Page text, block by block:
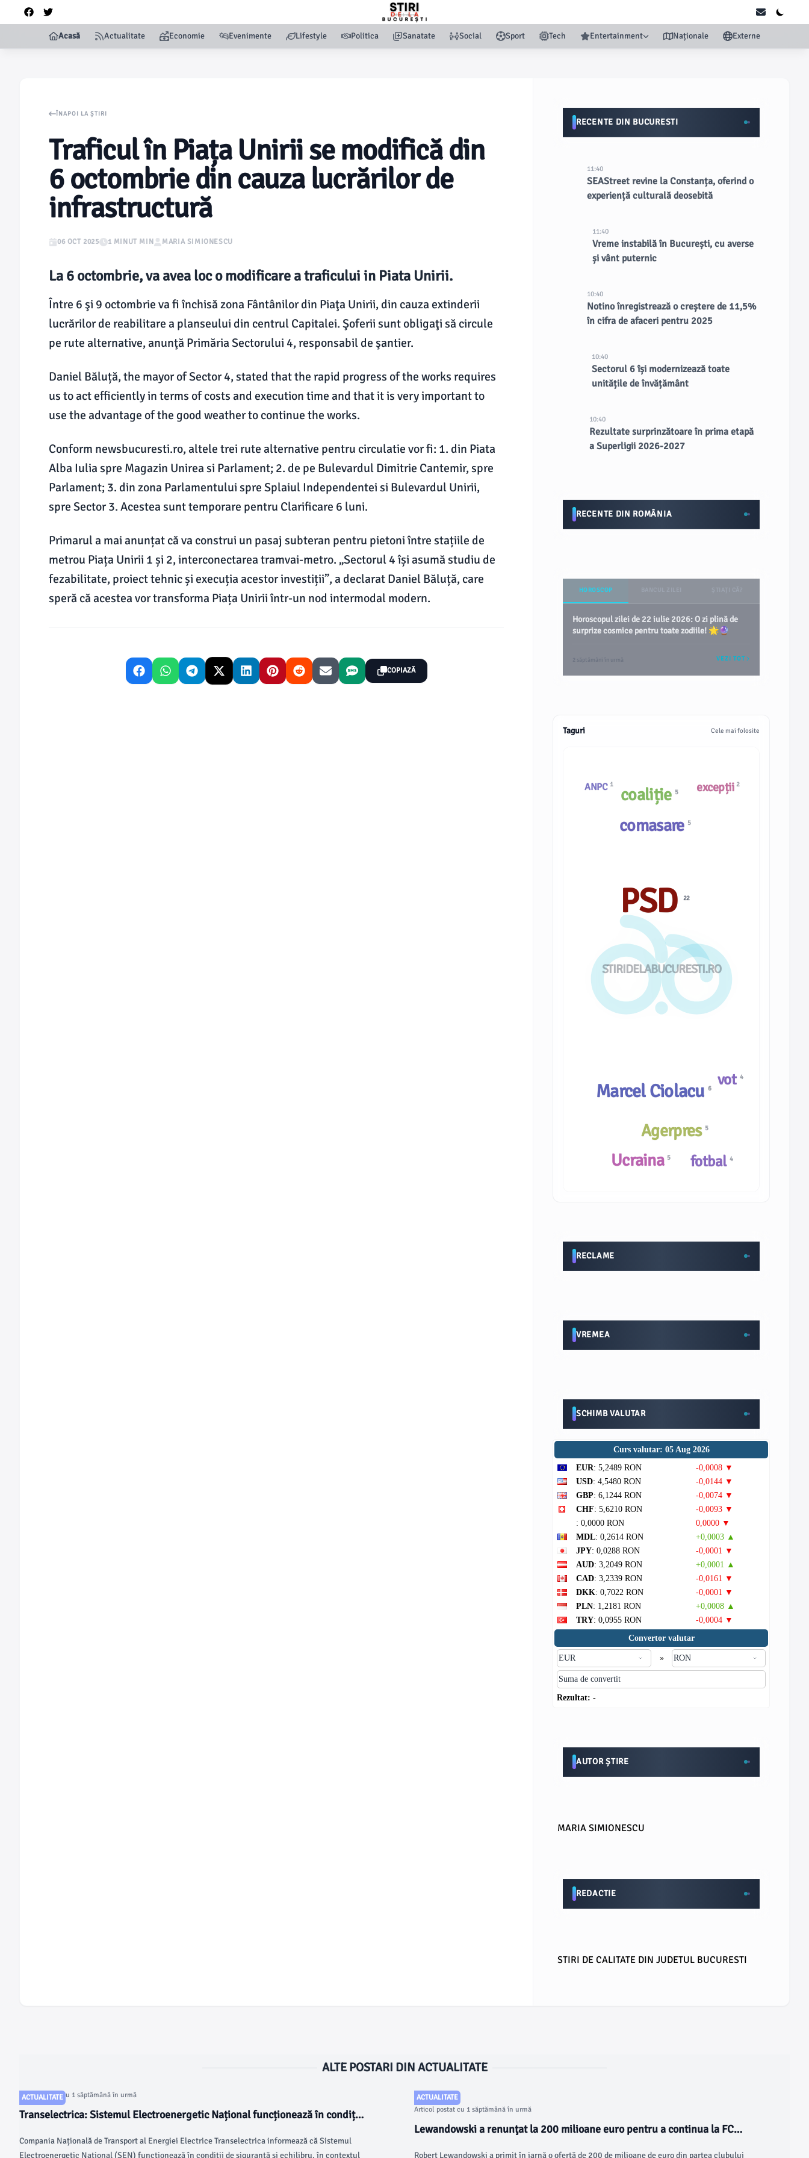
Acasă Actualitate Economie Evenimente Lifestyle Politica Sanatate Social Sport Tech Entertainment Naționale Externe
ÎNAPOI LA ȘTIRI
Traficul în Piața Unirii se modifică din
6 octombrie din cauza lucrărilor de
infrastructură
06 OCT 2025 1 MINUT MIN MARIA SIMIONESCU
La 6 octombrie, va avea loc o modificare a traficului in Piata Unirii.
Între 6 şi 9 octombrie va fi închisă zona Fântânilor din Piaţa Unirii, din cauza extinderii
lucrărilor de reabilitare a planseului din centrul Capitalei. Şoferii sunt obligaţi să circule
pe rute alternative, anunţă Primăria Sectorului 4, responsabil de şantier.
Daniel Băluță, the mayor of Sector 4, stated that the rapid progress of the works requires
us to act efficiently in terms of costs and execution time and that it is very important to
use the advantage of the good weather to continue the works.
Conform newsbucuresti.ro, altele trei rute alternative pentru circulatie vor fi: 1. din Piata
Alba Iulia spre Magazin Unirea si Parlament; 2. de pe Bulevardul Dimitrie Cantemir, spre
Parlament; 3. din zona Parlamentului spre Splaiul Independentei si Bulevardul Unirii,
spre Sector 3. Acestea sunt temporare pentru Clarificare 6 luni.
Primarul a mai anunțat că va construi un pasaj subteran pentru pietoni între stațiile de
metrou Piața Unirii 1 și 2, interconectarea tramvai-metro. „Sectorul 4 își asumă studiu de
fezabilitate, proiect tehnic și execuția acestor investiții”, a declarat Daniel Băluță, care
speră că acestea vor transforma Piața Unirii într-un nod intermodal modern.
COPIAZĂ
RECENTE DIN BUCURESTI
11:40
SEAStreet revine la Constanța, oferind o
experiență culturală deosebită
11:40
Vreme instabilă în București, cu averse
și vânt puternic
10:40
Notino înregistrează o creștere de 11,5%
în cifra de afaceri pentru 2025
10:40
Sectorul 6 își modernizează toate
unitățile de învățământ
10:40
Rezultate surprinzătoare în prima etapă
a Superligii 2026-2027
RECENTE DIN ROMÂNIA
HOROSCOP
Horoscopul zilei de 22 iulie 2026: O zi plină de
surprize cosmice pentru toate zodiile! 🌟🔮
2 săptămâni în urmă VEZI TOT
Taguri Cele mai folosite
STIRIDELABUCURESTI.RO
excepții 2
ANPC 1
comasare 5
vot 4
fotbal 4
Agerpres 5
coaliție 5
Ucraina 5
Marcel Ciolacu 6
PSD22
RECLAME
VREMEA
SCHIMB VALUTAR
Curs valutar: 05 Aug 2026
EUR: 5,2489 RON
-0,0008 ▼
USD: 4,5480 RON
-0,0144 ▼
GBP: 6,1244 RON
-0,0074 ▼
CHF: 5,6210 RON
-0,0093 ▼
: 0,0000 RON
0,0000 ▼
MDL: 0,2614 RON
+0,0003 ▲
JPY: 0,0288 RON
-0,0001 ▼
AUD: 3,2049 RON
+0,0001 ▲
CAD: 3,2339 RON
-0,0161 ▼
DKK: 0,7022 RON
-0,0001 ▼
PLN: 1,2181 RON
+0,0008 ▲
TRY: 0,0955 RON
-0,0004 ▼
Convertor valutar
»
Rezultat: -
AUTOR ȘTIRE
MARIA SIMIONESCU
REDACTIE
STIRI DE CALITATE DIN JUDETUL BUCURESTI
ALTE POSTARI DIN ACTUALITATE
ACTUALITATE
Articol postat cu 1 săptămână în urmă
Transelectrica: Sistemul Electroenergetic Național funcționează în condiții
Consumul de energie, acoperit fără riscuri
Compania Națională de Transport al Energiei Electrice Transelectrica informează că Sistemul
Electroenergetic Național (SEN) funcționează în condiții de siguranță și echilibru, în contextul
ACTUALITATE
Articol postat cu 1 săptămână în urmă
Lewandowski a renunţat la 200 milioane euro pentru a continua la FC
Robert Lewandowski a primit în iarnă o ofertă de 200 de milioane de euro din partea clubului